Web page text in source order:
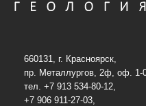
660131, г. Красноярск,
пр. Металлургов, 2ф, оф. 1-
тел. +7 913 534-80-12,
+7 906 911-27-03,